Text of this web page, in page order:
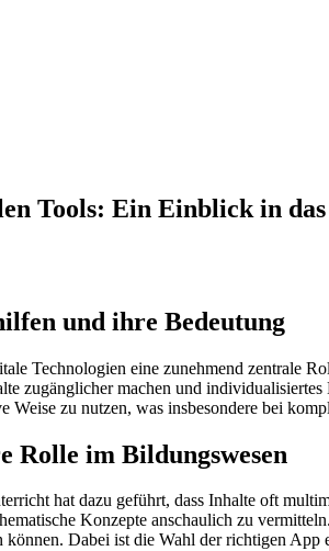
Tools: Ein Einblick in
und ihre Bedeutung
Technologien eine zunehmend zentrale
zugänglicher machen und
Weise zu nutzen, was insbesondere bei
Rolle im Bildungswesen
hat dazu geführt, dass Inhalte oft
Konzepte anschaulich zu
können. Dabei ist die Wahl der richtigen